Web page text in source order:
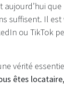
aujourd’hui
suffisent. Il est
ou TikTok
vérité
êtes